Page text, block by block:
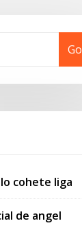
Go
cohete liga
de angel